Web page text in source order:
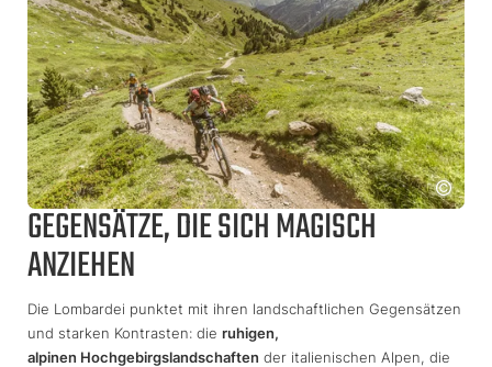
GEGENSÄTZE, DIE SICH MAGISCH
ANZIEHEN
Die Lombardei punktet mit ihren landschaftlichen Gegensätzen
und starken Kontrasten: die ruhigen,
alpinen Hochgebirgslandschaften der italienischen Alpen, die